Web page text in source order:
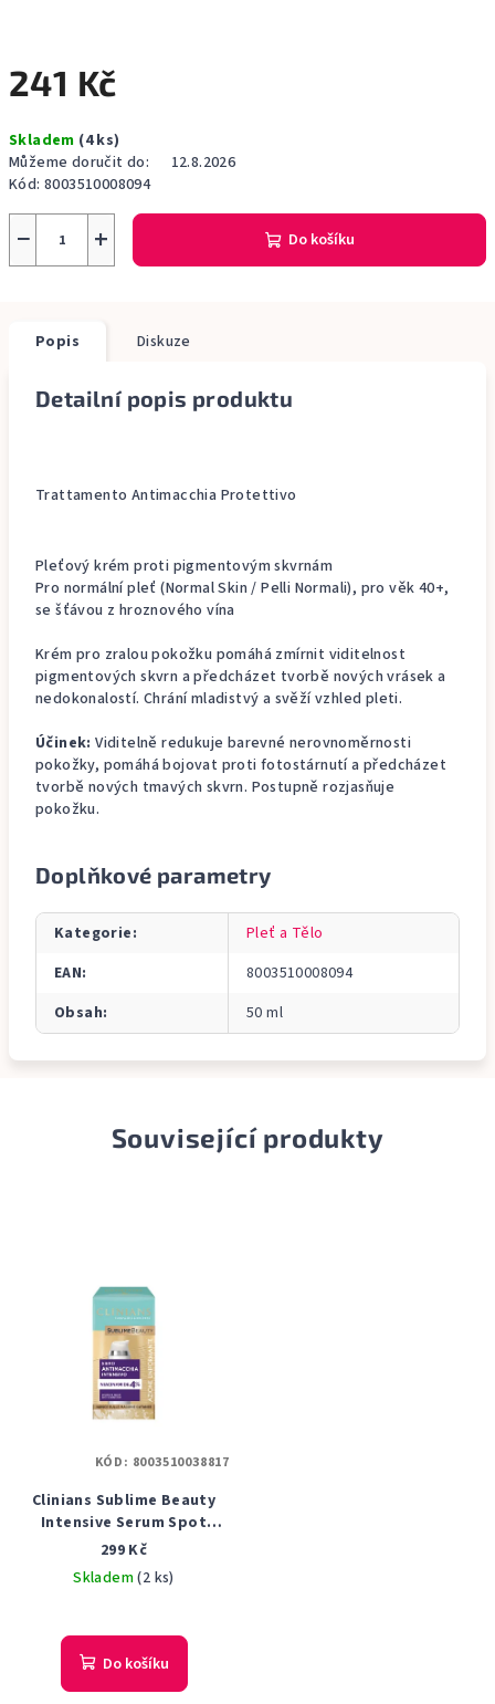
241 Kč
cena:
Skladem (4 ks)
Můžeme doručit do:
12.8.2026
Kód: 8003510008094
+
− Do košíku
Popis Diskuze
Detailní popis produktu
Trattamento Antimacchia Protettivo
Pleťový krém proti pigmentovým skvrnám
Pro normální pleť (Normal Skin / Pelli Normali), pro věk 40+,
se šťávou z hroznového vína
Krém pro zralou pokožku pomáhá zmírnit viditelnost
pigmentových skvrn a předcházet tvorbě nových vrásek a
nedokonalostí. Chrání mladistvý a svěží vzhled pleti.
Účinek: Viditelně redukuje barevné nerovnoměrnosti
pokožky, pomáhá bojovat proti fotostárnutí a předcházet
tvorbě nových tmavých skvrn. Postupně rozjasňuje
pokožku.
Doplňkové parametry
Kategorie:
Pleť a Tělo
EAN:
8003510008094
Obsah: 50 ml
Související produkty
Clinians Sublime Beauty
Intensive Serum Spot
Corrector 30 ml
299 Kč
Skladem(2 ks)
Do košíku
KÓD: 8003510038817